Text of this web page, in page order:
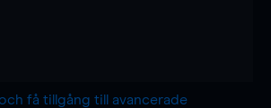
få tillgång till avancerade